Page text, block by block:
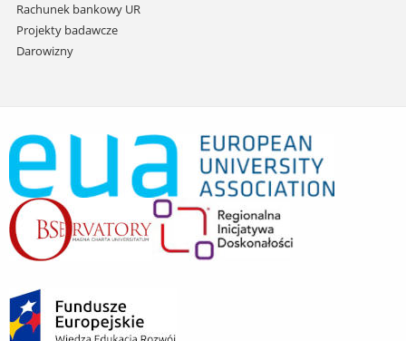
Rachunek bankowy UR
Projekty badawcze
Darowizny